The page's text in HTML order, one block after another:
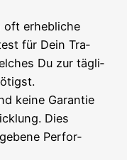
oft erheb­li­che
für Dein Tra­
Du zur täg­li­
kei­ne Garan­tie
Dies
Per­for­